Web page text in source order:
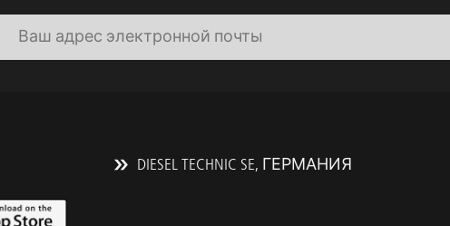
DIESEL TECHNIC SE, ГЕРМАНИЯ